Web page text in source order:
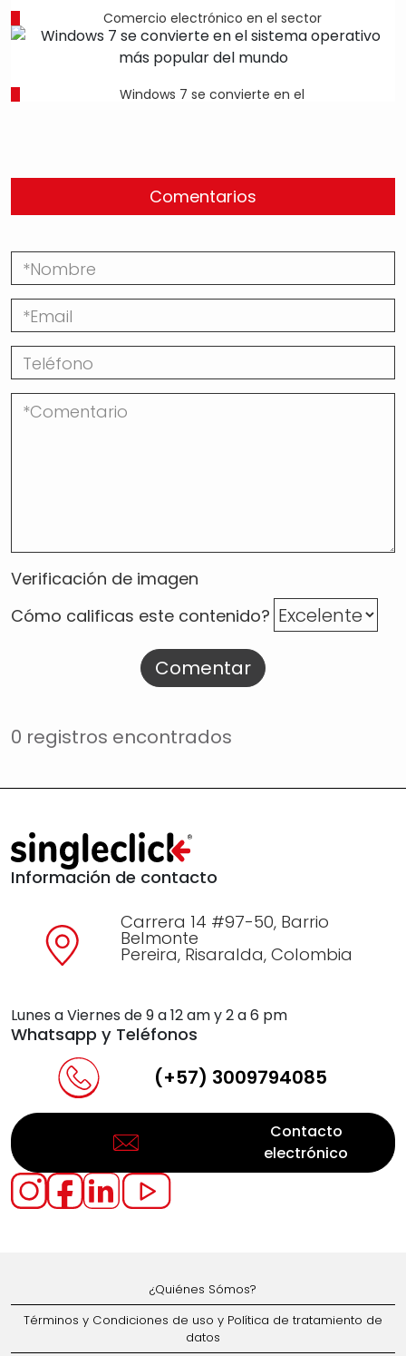
Comercio electrónico en el sector
Windows 7 se convierte en el
Comentarios
Verificación de imagen
Cómo calificas este contenido?
Comentar
0 registros encontrados
Información de contacto
Carrera 14 #97-50, Barrio
Belmonte
Pereira, Risaralda, Colombia
Lunes a Viernes de 9 a 12 am y 2 a 6 pm
Whatsapp y Teléfonos
(+57) 3009794085
Contacto
electrónico
¿Quiénes Sómos?
Términos y Condiciones de uso y Política de tratamiento de
datos